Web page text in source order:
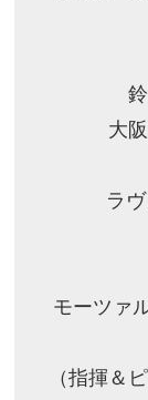
大
ラ
モーツァ
（指揮＆